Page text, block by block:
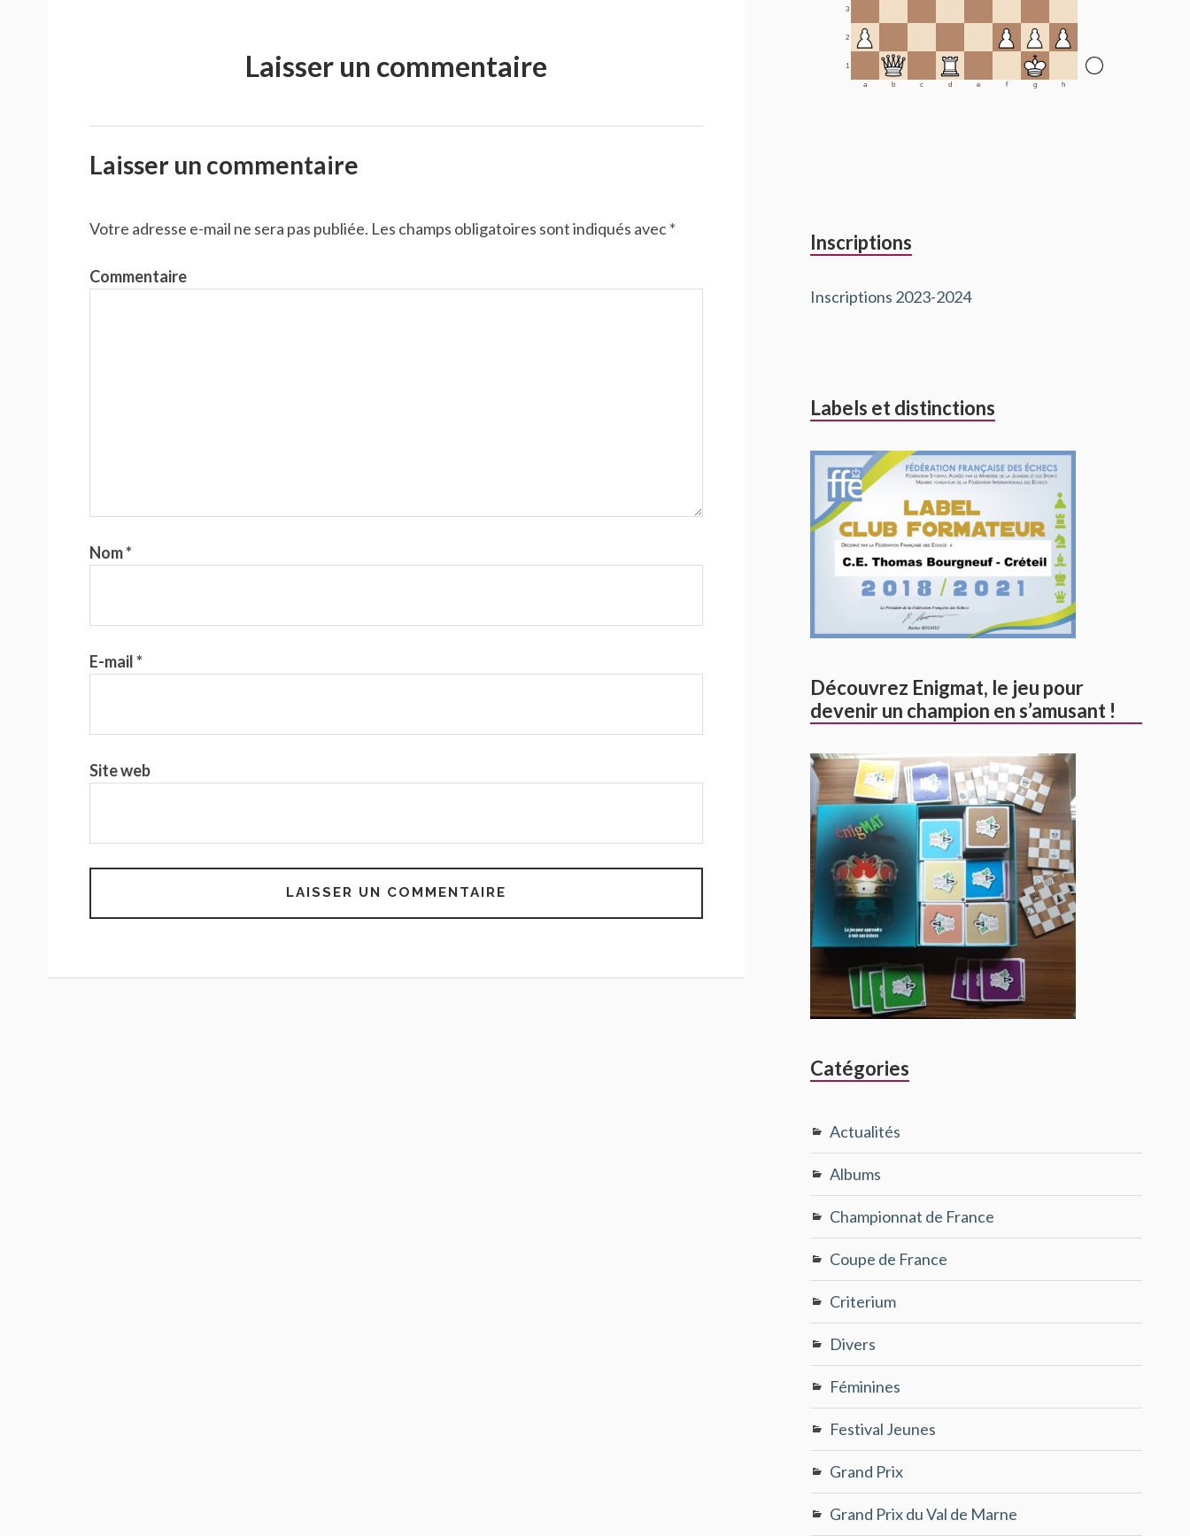
Laisser un commentaire
Laisser un commentaire
Votre adresse e-mail ne sera pas publiée. Les champs obligatoires sont indiqués avec*
Commentaire
Nom*
E-mail*
Site web
1
2
3
a b c d e f g h
Inscriptions
Inscriptions 2023-2024
Labels et distinctions
Découvrez Enigmat, le jeu pour
devenir un champion en s’amusant !
Catégories
Actualités
Albums
Championnat de France
Coupe de France
Criterium
Divers
Féminines
Festival Jeunes
Grand Prix
Grand Prix du Val de Marne